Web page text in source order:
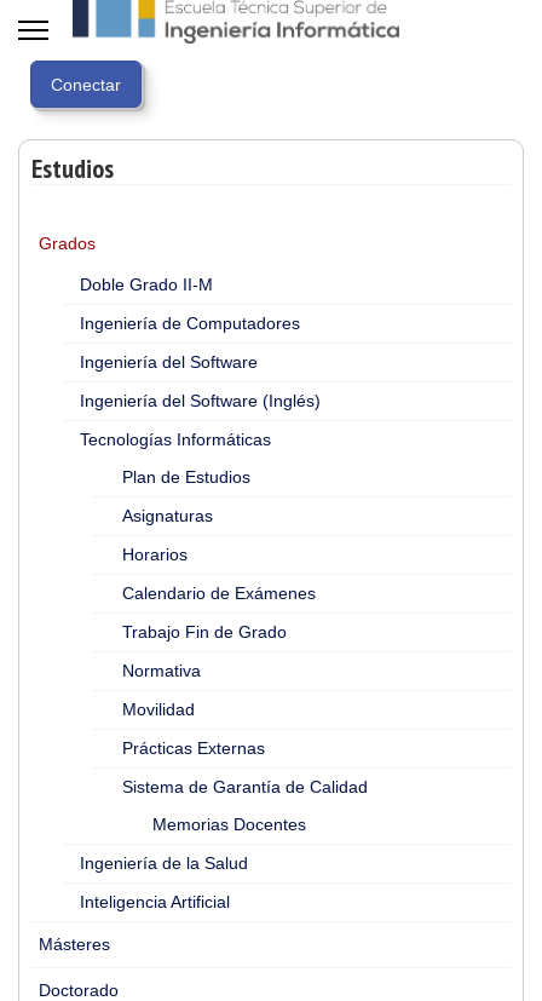
Estudios
Grados
Doble Grado II-M
Ingeniería de Computadores
Ingeniería del Software
Ingeniería del Software (Inglés)
Tecnologías Informáticas
Plan de Estudios
Asignaturas
Horarios
Calendario de Exámenes
Trabajo Fin de Grado
Normativa
Movilidad
Prácticas Externas
Sistema de Garantía de Calidad
Memorias Docentes
Ingeniería de la Salud
Inteligencia Artificial
Másteres
Doctorado